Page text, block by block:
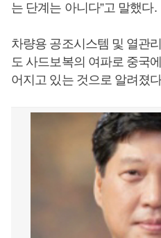
는 단계는 아니다”고 말했다.
차량용 공조시스템 및 열관
도 사드보복의 여파로 중국
어지고 있는 것으로 알려졌